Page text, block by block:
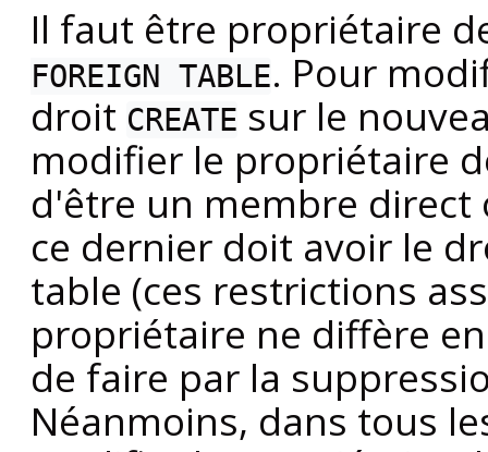
Il faut être propriétaire
FOREIGN TABLE. Pour
droit CREATE sur le
modifier le propriétaire
d'être un membre
ce dernier doit avoir le
table (ces restrictions
propriétaire ne diffère
de faire par la
Néanmoins, dans tous